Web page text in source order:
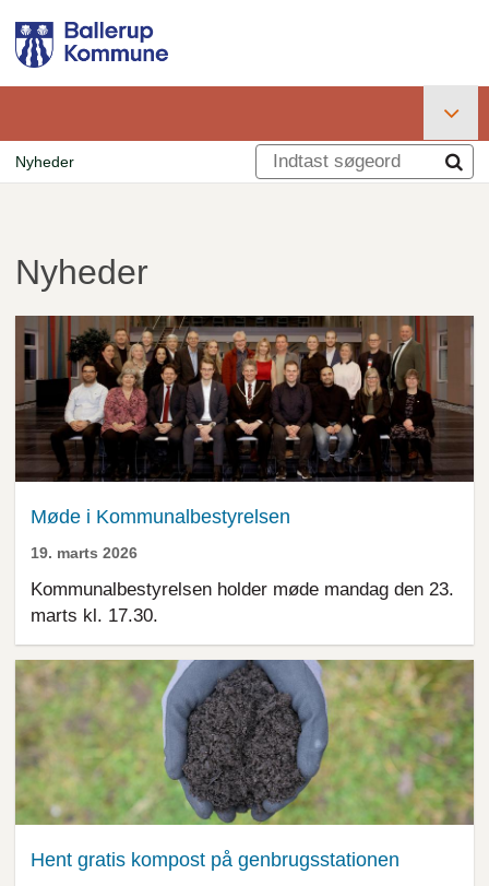
hovedindhold
Primær
Nyheder
Nyheder
Møde i Kommunalbestyrelsen
19. marts 2026
Kommunalbestyrelsen holder møde mandag den 23.
marts kl. 17.30.
Hent gratis kompost på genbrugsstationen